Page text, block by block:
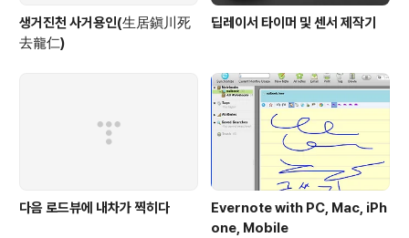
생거진천 사거용인(生居鎭川死
去龍仁)
딥레이서 타이머 및 센서 제작기
다음 로드뷰에 내차가 찍히다
Evernote with PC, Mac, iPh
one, Mobile